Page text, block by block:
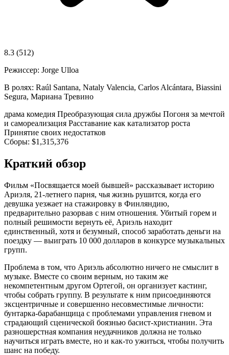
8.3 (512)
Режиссер: Jorge Ulloa
В ролях: Raúl Santana, Nataly Valencia, Carlos Alcántara, Biassini
Segura, Мариана Тревино
драма комедия Преобразующая сила дружбы Погоня за мечтой
и самореализация Расставание как катализатор роста
Принятие своих недостатков
Сборы: $1,315,376
Краткий обзор
Фильм «Посвящается моей бывшей» рассказывает историю
Ариэля, 21-летнего парня, чья жизнь рушится, когда его
девушка уезжает на стажировку в Финляндию,
предварительно разорвав с ним отношения. Убитый горем и
полный решимости вернуть её, Ариэль находит
единственный, хотя и безумный, способ заработать деньги на
поездку — выиграть 10 000 долларов в конкурсе музыкальных
групп.
Проблема в том, что Ариэль абсолютно ничего не смыслит в
музыке. Вместе со своим верным, но таким же
некомпетентным другом Ортегой, он организует кастинг,
чтобы собрать группу. В результате к ним присоединяются
эксцентричные и совершенно несовместимые личности:
бунтарка-барабанщица с проблемами управления гневом и
страдающий сценической боязнью басист-христианин. Эта
разношерстная компания неудачников должна не только
научиться играть вместе, но и как-то ужиться, чтобы получить
шанс на победу.